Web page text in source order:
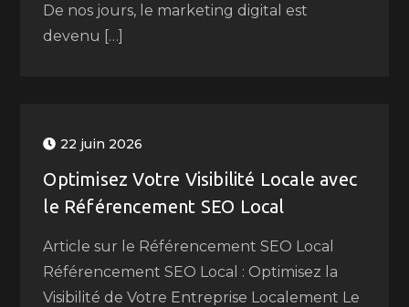
De nos jours, le marketing digital est
devenu […]
22 juin 2026
Optimisez Votre Visibilité Locale avec
le Référencement SEO Local
Article sur le Référencement SEO Local
Référencement SEO Local : Optimisez la
Visibilité de Votre Entreprise Localement Le